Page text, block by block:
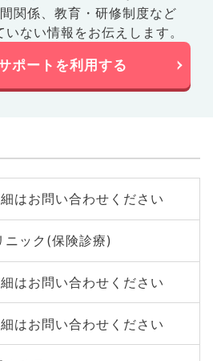
関係、 教育・研修制度など
ない情報をお伝えします。
ポートを利用する
はお問い合わせください
ニック(保険診療)
はお問い合わせください
はお問い合わせください